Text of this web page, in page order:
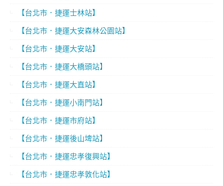
【台北市．捷運士林站】
【台北市．捷運大安森林公園站】
【台北市．捷運大安站】
【台北市．捷運大橋頭站】
【台北市．捷運大直站】
【台北市．捷運小南門站】
【台北市．捷運市府站】
【台北市．捷運後山埤站】
【台北市．捷運忠孝復興站】
【台北市．捷運忠孝敦化站】